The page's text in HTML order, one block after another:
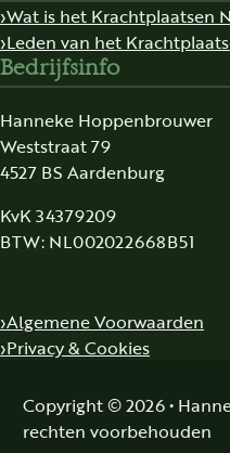
Wat is het Krachtplaatsen
Leden van het
Bedrijfsinfo
Hanneke Hoppenbrouwer
Weststraat 79
4527 BS Aardenburg
KvK 34379209
BTW: NL002022668B51
Algemene Voorwaarden
Privacy & Cookies
Copyright © 2026 •
rechten voorbehouden